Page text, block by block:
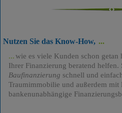
Nutzen Sie das Know-How,
wie es viele Kunden schon getan
Ihrer Finanzierung beratend helfen.
Baufinanzierung schnell und
Traumimmobilie und außerdem
bankenunabhängige